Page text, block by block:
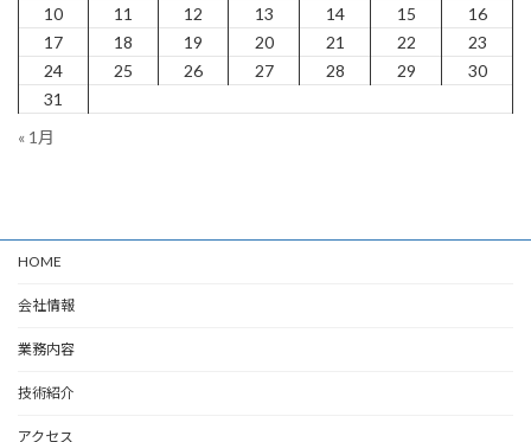
10
11 12 13 14 15
16
17
18 19 20 21 22
23
24
25 26 27 28 29
30
31
« 1月
HOME
会社情報
業務内容
技術紹介
アクセス